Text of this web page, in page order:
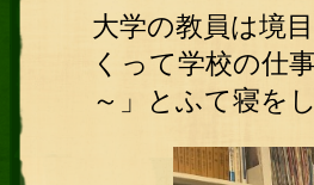
大学の教員は境
くって学校の仕
～」とふて寝を